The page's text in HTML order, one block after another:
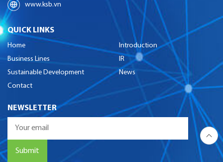
www.ksb.vn
QUICK LINKS
Home
Introduction
Business Lines
IR
Sustainable Development
News
Contact
NEWSLETTER